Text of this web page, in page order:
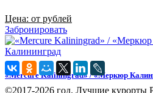
Цена: от рублей
Забронировать
«Mercure Kaliningrad» / «Меркюр
©2017-2026 год. Лучшие курорты